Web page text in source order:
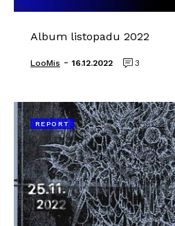
Album listopadu 2022
LooMis - 16.12.2022 3
REPORT